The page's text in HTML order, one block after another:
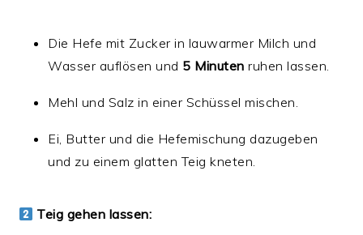
Die Hefe mit Zucker in lauwarmer Milch und
Wasser auflösen und 5 Minuten ruhen lassen.
Mehl und Salz in einer Schüssel mischen.
Ei, Butter und die Hefemischung dazugeben
und zu einem glatten Teig kneten.
Teig gehen lassen: